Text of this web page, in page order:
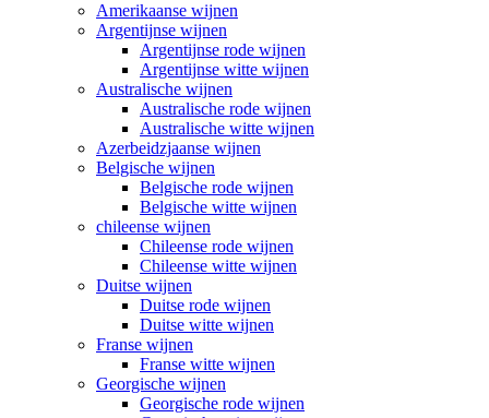
Amerikaanse wijnen
Argentijnse wijnen
Argentijnse rode wijnen
Argentijnse witte wijnen
Australische wijnen
Australische rode wijnen
Australische witte wijnen
Azerbeidzjaanse wijnen
Belgische wijnen
Belgische rode wijnen
Belgische witte wijnen
chileense wijnen
Chileense rode wijnen
Chileense witte wijnen
Duitse wijnen
Duitse rode wijnen
Duitse witte wijnen
Franse wijnen
Franse witte wijnen
Georgische wijnen
Georgische rode wijnen